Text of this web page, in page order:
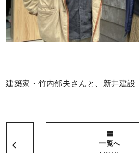
建築家・竹内郁夫さんと、新井建設
一覧へ